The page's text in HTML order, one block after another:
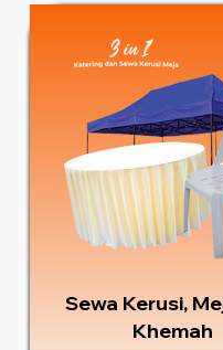
Sewa Kerusi,
Khemah